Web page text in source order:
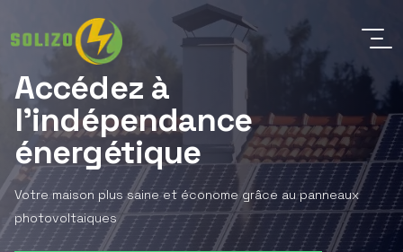
Accédez à
l'indépendance
énergétique
Votre maison plus saine et économe grâce au panneaux
photovoltaiques